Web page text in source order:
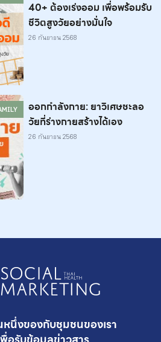
40+ ต้องเร่งออม เพื่อพร้อมรับ
ชีวิตสูงวัยอย่างมั่นใจ
26 กันยายน 2568
ออกกำลังกาย: ยาวิเศษชะลอ
วัยที่ร่างกายสร้างได้เอง
26 กันยายน 2568
นึ่งของกับชุมชนของเรา